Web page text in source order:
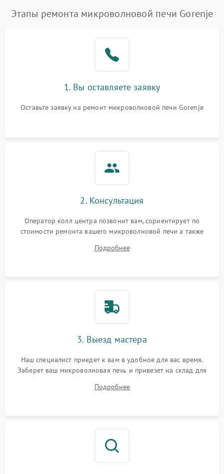
Подробнее →
2200 ₽
Не работают сенсорные
1000 ₽
Этапы ремонта микроволновой печи Gorenje
1. Вы оставляете заявку
Оставьте заявку на ремонт микроволновой печи Gorenje
2. Консультация
Оператор колл центра позвонит вам, сориентирует по
стоимости ремонта вашего микроволновой печи а также
Подробнее
3. Выезд мастера
Наш специалист приедет к вам в удобное для вас время.
Заберет ваш микроволновая печь и привезет на склад для
Подробнее